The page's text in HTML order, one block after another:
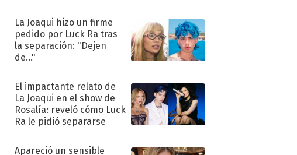
La Joaqui hizo un firme
pedido por Luck Ra tras
la separación: "Dejen
de..."
El impactante relato de
La Joaqui en el show de
Rosalía: reveló cómo Luck
Ra le pidió separarse
Apareció un sensible